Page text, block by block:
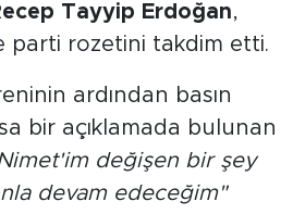
Tayyip Erdoğan,
parti rozetini takdim etti.
ardından basın
bir açıklamada bulunan
değişen bir şey
devam edeceğim"